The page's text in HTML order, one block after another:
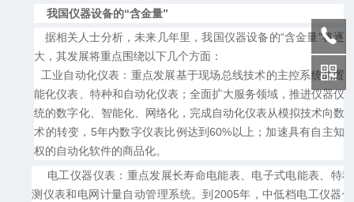
我国仪器设备的“含金量”
据相关人士分析，未来几年里，我国仪器设备的“含金量”将逐
大，其发展将重点围绕以下几个方面：
工业自动化仪表：重点发展基于现场总线技术的主控系统装置
能化仪表、特种和自动化仪表；全面扩大服务领域，推进仪器仪
统的数字化、智能化、网络化，完成自动化仪表从模拟技术向数
术的转变，5年内数字仪表比例达到60%以上；加速具有自主知
权的自动化软件的商品化。
电工仪器仪表：重点发展长寿命电能表、电子式电能表、特
测仪表和电网计量自动管理系统。到2005年，中低档电工仪器